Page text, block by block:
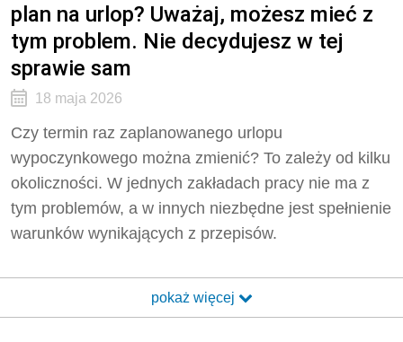
plan na urlop? Uważaj, możesz mieć z
tym problem. Nie decydujesz w tej
sprawie sam
18 maja 2026
Czy termin raz zaplanowanego urlopu
wypoczynkowego można zmienić? To zależy od kilku
okoliczności. W jednych zakładach pracy nie ma z
tym problemów, a w innych niezbędne jest spełnienie
warunków wynikających z przepisów.
pokaż więcej